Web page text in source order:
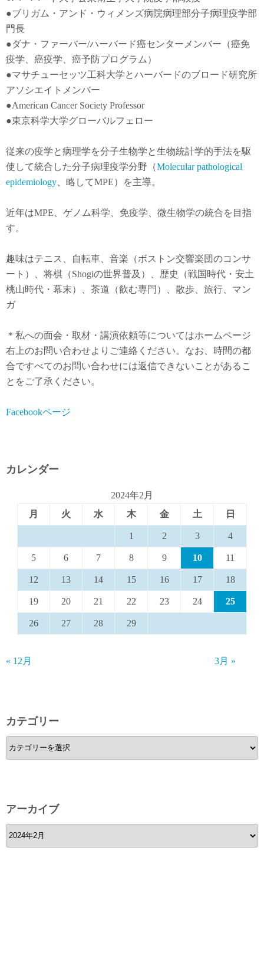
●ブリガム・アンド・ウィメンズ病院病理部分子病理疫学部
門長
●ダナ・ファーバー/ハーバード癌センターメンバー（癌免
疫学
癌疫学 、癌予防プログラム）
●マサチューセッツ工科大学とハーバードのブロード研究所
アソシエイトメンバー
●American Cancer Society Professor
●東京科学大学グローバルフェロー
従来の疫学と病理学を分子生物学と生物統計学的手法を駆
使して統合した分子病理疫学分野（Molecular pathological
epidemiology 、略してMPE）を主導。
近年はMPE 、ゲノム科学、免疫学、微生物学の統合を目指
す。
趣味はテニス、自転車、音楽（ボストン交響楽団のコンサ
ート）、将棋（Shogiの世界普及）、歴史（戦国時代・安土
桃山時代・幕末）、茶道（飲む専門）、散歩、旅行、マン
ガ
＊私への面会・取材・講演依頼等についてはホームページ
右上のお問い合わせよりご連絡ください。なお、時間の都
合ですべてのお問い合わせには返信できないことがあるこ
とをご了承ください。
Facebookページ
カレンダー
2024年2月
月
火 水 木 金 土 日
1 2 3 4
5 6 7 8 9 10 11
12 13 14 15 16 17 18
19 20 21 22 23 24 25
26 27 28 29
« 12月 3月 »
カテゴリー
カ
テ
ー
アーカイブ
ア
ー